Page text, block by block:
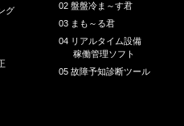
グ
02 盤盤冷ま～す君
03 まも～る君
04 リアルタイム設備
稼働管理ソフト
05 故障予知診断ツール